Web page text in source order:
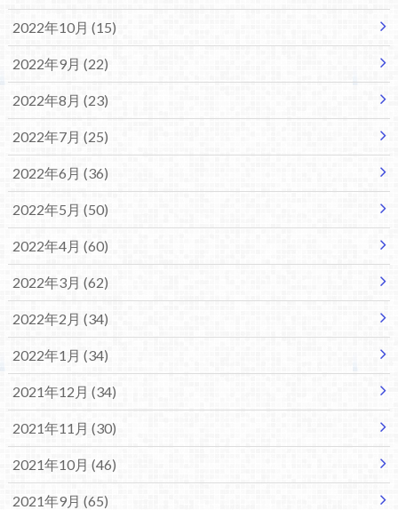
2022年10月 (15)
2022年9月 (22)
2022年8月 (23)
2022年7月 (25)
2022年6月 (36)
2022年5月 (50)
2022年4月 (60)
2022年3月 (62)
2022年2月 (34)
2022年1月 (34)
2021年12月 (34)
2021年11月 (30)
2021年10月 (46)
2021年9月 (65)